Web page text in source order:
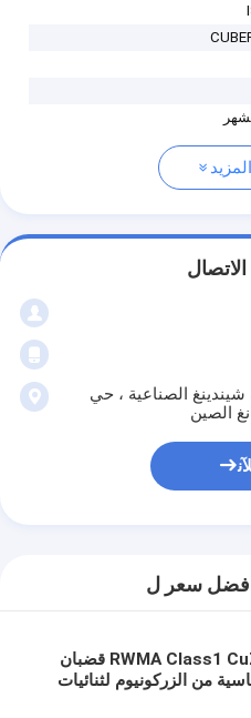
شيندينغ الصناعية ، حي
الصين
سعر ل
RWMA Class1 CuZr قضبان
من الزركونيوم لثنائيات